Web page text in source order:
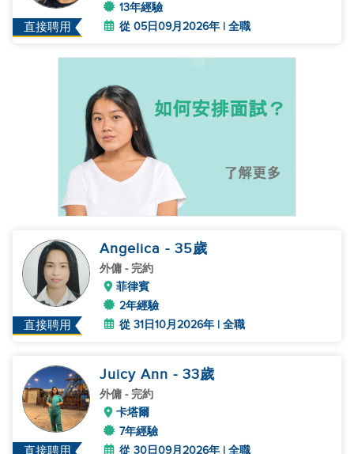
直接聘用
13年經驗
從 05日09月2026年 | 全職
直接聘用
Angelica - 35歲
外傭 - 完約
菲律賓
2年經驗
從 31日10月2026年 | 全職
直接聘用
Juicy Ann - 33歲
外傭 - 完約
卡塔爾
7年經驗
從 30日09月2026年 | 全職